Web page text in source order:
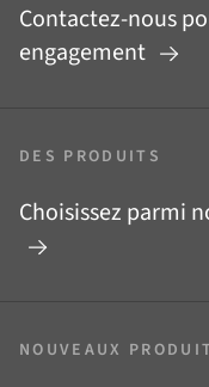
Contactez-nous
engagement
DES PRODUITS
Choisissez parmi
NOUVEAUX